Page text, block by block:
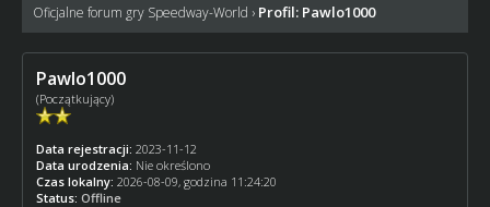
Oficjalne forum gry Speedway-World › Profil: Pawlo1000
Pawlo1000
(Początkujący)
Data rejestracji: 2023-11-12
Data urodzenia: Nie określono
Czas lokalny: 2026-08-09, godzina 11:24:20
Status: Offline